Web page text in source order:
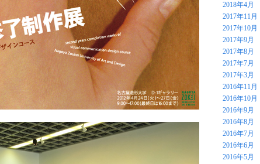
2018年4月
2017年11月
2017年10月
2017年9月
2017年8月
2017年7月
2017年3月
2016年11月
2016年10月
2016年9月
2016年8月
2016年7月
2016年6月
2016年5月